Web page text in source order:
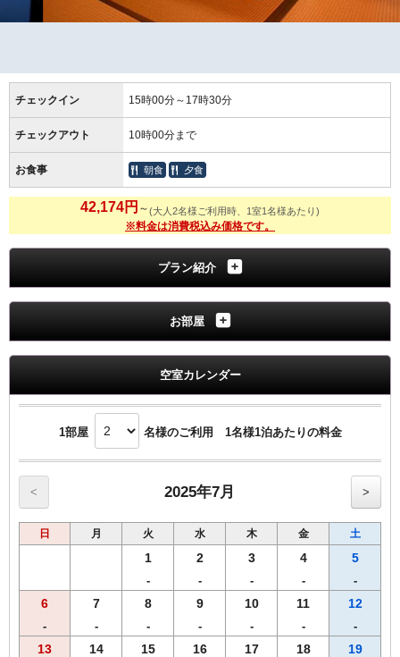
チェックイン 15時00分～17時30分
チェックアウト 10時00分まで
お食事 朝食 夕食
42,174円 ～(大人2名様ご利用時、1室1名様あたり)
※料金は消費税込み価格です。
プラン紹介
お部屋
空室カレンダー
1部屋 名様のご利用 1名様1泊あたりの料金
< 2025年7月 >
日 月 火 水 木 金 土
1
-
2
-
3
-
4
-
5
-
6
-
7
-
8
-
9
-
10
-
11
-
12
-
13 14 15 16 17 18 19